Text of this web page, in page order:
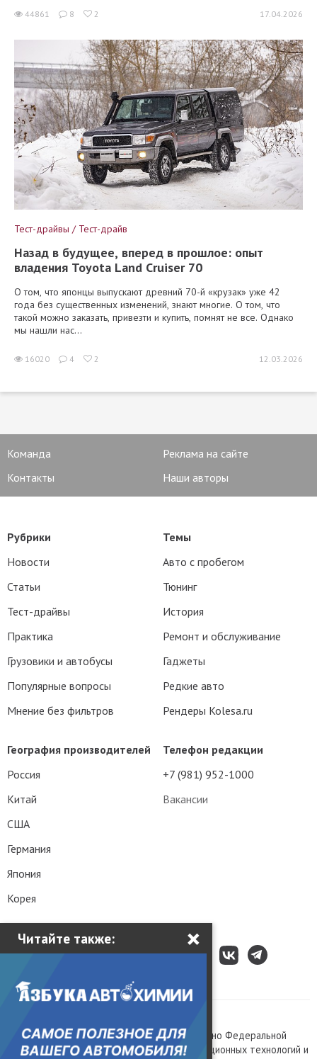
Читайте также: ×
44861 8 2 17.04.2026
Тест-драйвы / Тест-драйв
Назад в будущее, вперед в прошлое: опыт
владения Toyota Land Cruiser 70
О том, что японцы выпускают древний 70-й «крузак» уже 42
года без существенных изменений, знают многие. О том, что
такой можно заказать, привезти и купить, помнят не все. Однако
мы нашли нас...
16020 4 2 12.03.2026
Команда
Реклама на сайте
Контакты
Наши авторы
Телефон редакции
+7 (981) 952-1000
Вакансии
Рубрики
Новости
Статьи
Тест-драйвы
Практика
Грузовики и автобусы
Популярные вопросы
Мнение без фильтров
Темы
Авто с пробегом
Тюнинг
История
Ремонт и обслуживание
Гаджеты
Редкие авто
Рендеры Kolesa.ru
География производителей
Россия
Китай
США
Германия
Япония
Корея
Сетевое издание «Kolesa.ru», зарегистрировано Федеральной
службой по надзору в сфере связи, информационных технологий и